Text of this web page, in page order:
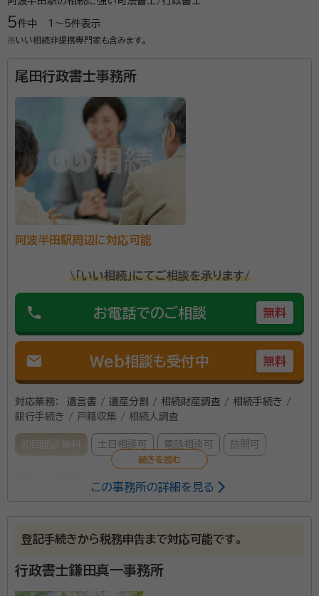
麻植塚駅 鴨島駅 西麻植駅 阿波川島駅
5件中 1〜5件表示
※いい相続非提携専門家も含みます。
尾田行政書士事務所
阿波半田駅周辺に対応可能
\「いい相続」にてご相談を承ります/
phone お電話でのご相談 無料
mail Web相談も受付中 無料
対応業務：
遺言書 / 遺産分割 / 相続財産調査 / 相続手続き /
銀行手続き / 戸籍収集 / 相続人調査
初回面談無料 土日相談可 電話相談可 訪問可
資格等：行政書士
この事務所の詳細を見る
登記手続きから税務申告まで対応可能です。
行政書士鎌田真一事務所